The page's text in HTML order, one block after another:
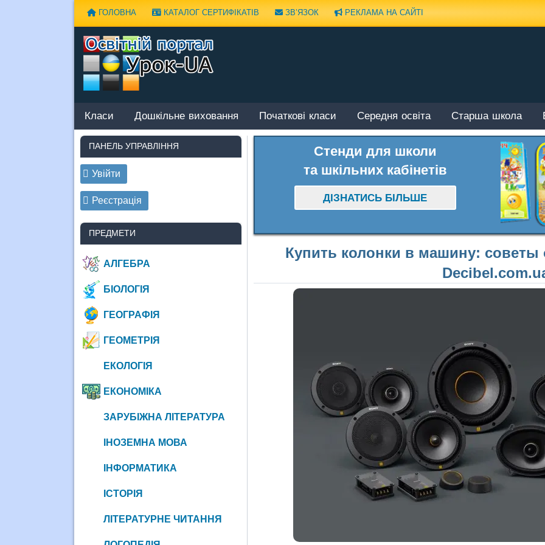
ГОЛОВНА КАТАЛОГ СЕРТИФІКАТІВ ЗВ’ЯЗОК РЕКЛАМА НА САЙТІ
Класи Дошкільне виховання Початкові класи Середня освіта Старша школа
Стенди для школи
та шкільних кабінетів
ДІЗНАТИСЬ БІЛЬШЕ
Купить колонки в машину: советы
ПАНЕЛЬ УПРАВЛІННЯ
Увійти
Реєстрація
ПРЕДМЕТИ
АЛГЕБРА
БІОЛОГІЯ
ГЕОГРАФІЯ
ГЕОМЕТРІЯ
ЕКОЛОГІЯ
ЕКОНОМІКА
ЗАРУБІЖНА ЛІТЕРАТУРА
ІНОЗЕМНА МОВА
ІНФОРМАТИКА
ІСТОРІЯ
ЛІТЕРАТУРНЕ ЧИТАННЯ